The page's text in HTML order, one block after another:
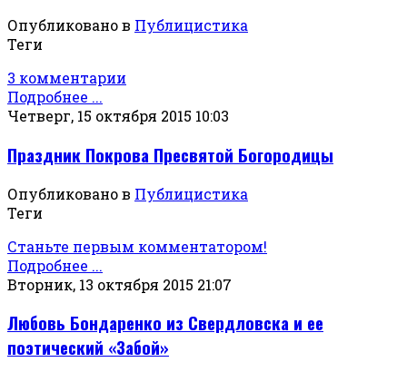
Опубликовано в Публицистика
Теги
3 комментарии
Подробнее ...
Четверг, 15 октября 2015 10:03
Праздник Покрова Пресвятой Богородицы
Опубликовано в Публицистика
Теги
Станьте первым комментатором!
Подробнее ...
Вторник, 13 октября 2015 21:07
Любовь Бондаренко из Свердловска и ее
поэтический «Забой»